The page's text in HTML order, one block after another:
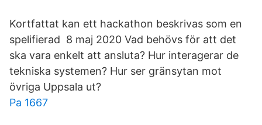
Kortfattat kan ett hackathon beskrivas som en
spelifierad 8 maj 2020 Vad behövs för att det
ska vara enkelt att ansluta? Hur interagerar de
tekniska systemen? Hur ser gränsytan mot
övriga Uppsala ut?
Pa 1667